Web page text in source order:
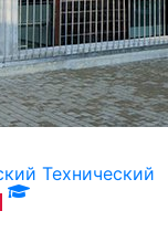
Технический